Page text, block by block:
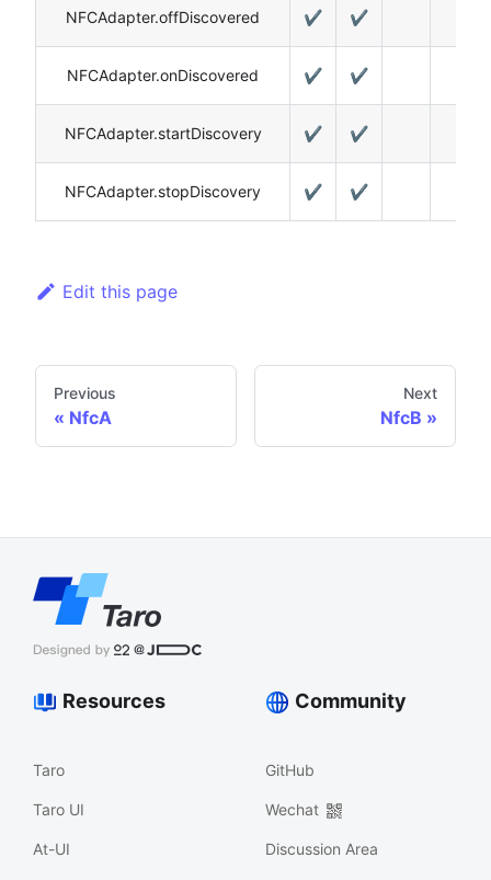
NFCAdapter.offDiscovered ✔️ ✔️
NFCAdapter.onDiscovered ✔️ ✔️
NFCAdapter.startDiscovery ✔️ ✔️
NFCAdapter.stopDiscovery ✔️ ✔️
Edit this page
Previous
NfcA
Next
NfcB
Resources
Taro
Taro UI
At-UI
Community
GitHub
Wechat
Discussion Area